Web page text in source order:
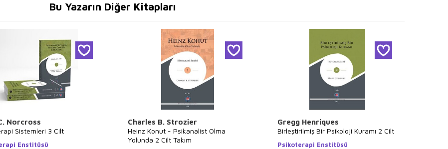
Bu Yazarın Diğer Kitapları
Norcross
Sistemleri 3 Cilt
Enstitüsü
Charles B. Strozier
Heinz Konut - Psikanalist Olma
Yolunda 2 Cilt Takım
Gregg Henriques
Birleştirilmiş Bir Psikoloji Kuramı 2 Cilt
Psikoterapi Enstitüsü